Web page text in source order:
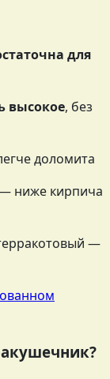
для
высокое, без
доломита
ниже кирпича
—